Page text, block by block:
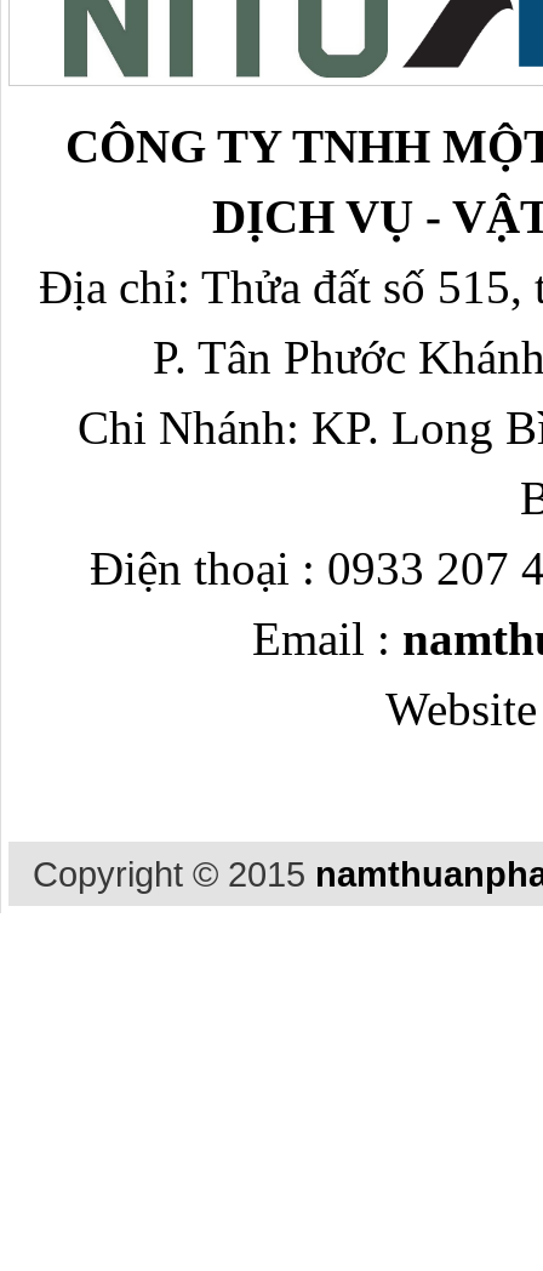
CÔNG TY TNHH
DỊCH VỤ -
Địa chỉ: Thửa đất số
P. Tân Phước
Chi Nhánh: KP. Long
Điện thoại : 0933 207
Email :
Copyright © 2015